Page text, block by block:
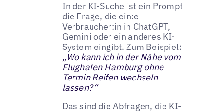
In der KI-Suche ist ein Prompt
die Frage, die ein:e
Verbraucher:in in ChatGPT,
Gemini oder ein anderes KI-
System eingibt. Zum Beispiel:
„Wo kann ich in der Nähe vom
Flughafen Hamburg ohne
Termin Reifen wechseln
lassen?“
Das sind die Abfragen, die KI-